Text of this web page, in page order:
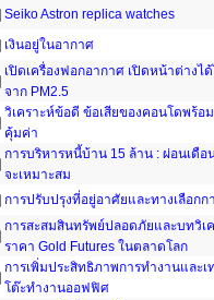
Seiko Astron replica watches
เงินอยู่ในอากาศ
เปิดเครื่องฟอกอากาศ เปิดหน้าต่างไ
จาก PM2.5
วิเคราะห์ข้อดี ข้อเสียของคอนโดพร้อ
คุ้มค่า
การบริหารหนี้บ้าน 15 ล้าน : ผ่อนเดือ
จะเหมาะสม
การปรับปรุงที่อยู่อาศัยและทางเลือก
การสะสมสินทรัพย์ปลอดภัยและบทวิเ
ราคา Gold Futures ในตลาดโลก
การเพิ่มประสิทธิภาพการทำงานและ
โต๊ะทํางานออฟฟิศ